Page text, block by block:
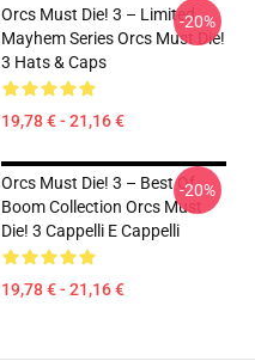
Orcs Must Die! 3 – Limited
Mayhem Series Orcs Must Die!
3 Hats & Caps
19,78 € - 21,16 €
-20%
Orcs Must Die! 3 – Best Of
Boom Collection Orcs Must
Die! 3 Cappelli E Cappelli
19,78 € - 21,16 €
-20%